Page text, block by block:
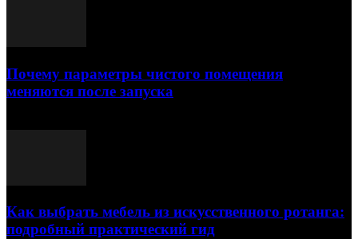
Почему параметры чистого помещения
меняются после запуска
Как выбрать мебель из искусственного ротанга:
подробный практический гид